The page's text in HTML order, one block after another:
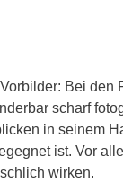
Bei den
scharf
in seinem
ist. Vor
wirken.